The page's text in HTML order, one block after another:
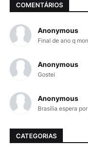
COMENTÁRIOS
Anonymous
Final de ano q
Anonymous
Gostei
Anonymous
Brasília espera
CATEGORIAS